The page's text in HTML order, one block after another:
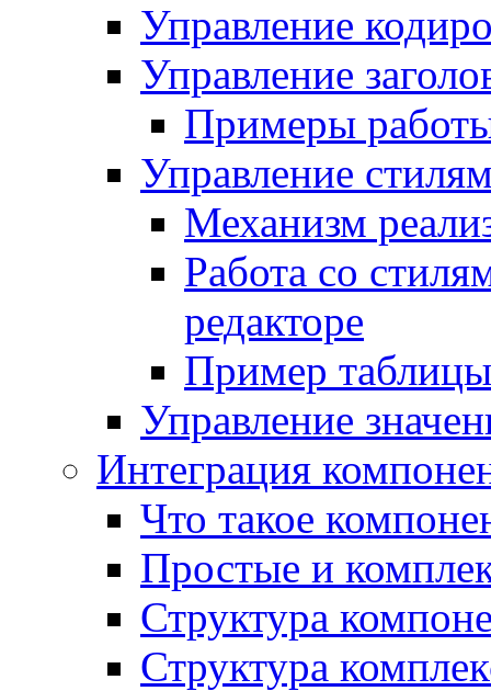
Управление
Управление
Примеры
Управление
Механизм
Работа со
редакторе
Пример
Управление
Интеграция
Что такое
Простые и
Структура
Структура